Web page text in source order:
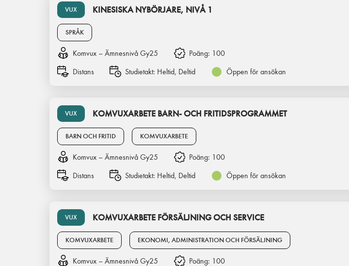
VUX KINESISKA NYBÖRJARE, NIVÅ 1
SPRÅK
Komvux – Ämnesnivå Gy25 Poäng: 100
Distans
Studietakt: Heltid, Deltid Öppen för ansökan
VUX KOMVUXARBETE BARN- OCH FRITIDSPROGRAMMET
BARN OCH FRITID KOMVUXARBETE
Komvux – Ämnesnivå Gy25 Poäng: 100
Distans
Studietakt: Heltid, Deltid Öppen för ansökan
VUX KOMVUXARBETE FÖRSÄLJNING OCH SERVICE
KOMVUXARBETE EKONOMI, ADMINISTRATION OCH FÖRSÄLJNING
Komvux – Ämnesnivå Gy25 Poäng: 100